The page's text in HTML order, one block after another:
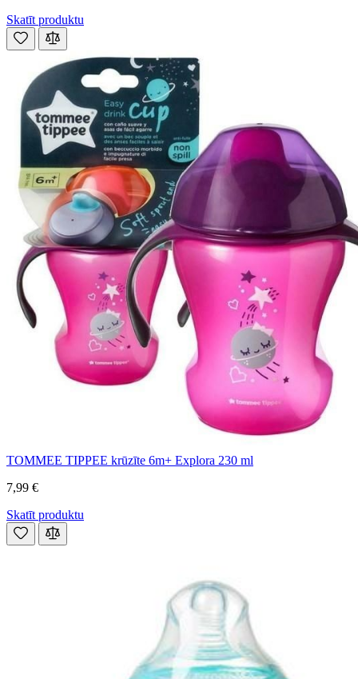
Skatīt produktu
TOMMEE TIPPEE krūzīte 6m+ Explora 230 ml
7,99 €
Skatīt produktu